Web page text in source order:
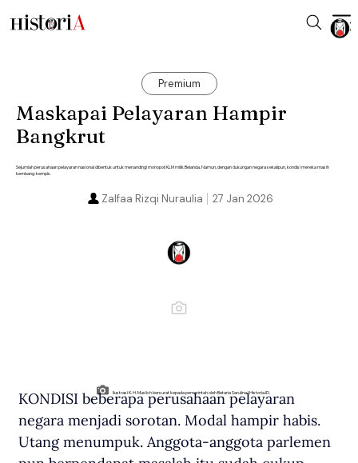
Premium
Maskapai Pelayaran Hampir
Bangkrut
Sejumlah perusahaan pelayaran nasional dibentuk untuk menandingi monopoli KLM milik Belanda. Namun, dengan dukungan negara sekalipun, kondisi mereka masih
kembang-kempis.
27 Jan 2026
Zalfaa Rizqi Nuraulia
Ilustrasi K. H. Muslich bersurat kepada pemerintah oleh Betaria Sarulina/Historia.ID.
KONDISI beberapa perusahaan pelayaran
negara menjadi sorotan. Modal hampir habis.
Utang menumpuk. Anggota-anggota parlemen